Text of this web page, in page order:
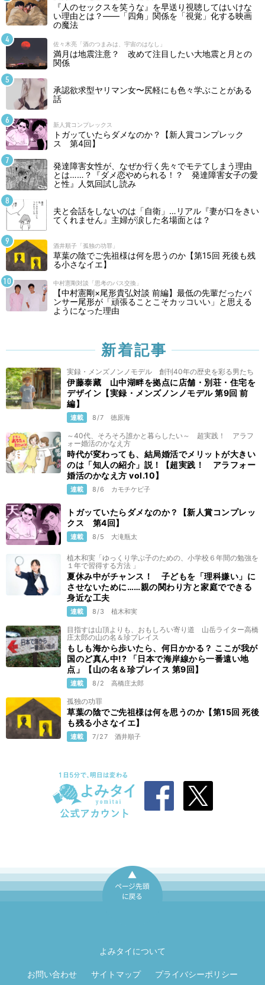
『人のセックスを笑うな』を早送り視聴してはいけな
い理由とは？――「四角」関係を「視覚」化する映画
の魔法
佐々木亮「酒のつまみは、宇宙のはなし」
満月は地震注意？ 改めて注目したい大地震と月との
関係
承認欲求型ヤリマン女〜尻軽にも色々学ぶことがある
話
新人賞コンプレックス
トガッていたらダメなのか？【新人賞コンプレック
ス 第4回】
発達障害女性が、なぜか行く先々でモテてしまう理由
とは……？『ダメ恋やめられる！？ 発達障害女子の愛
と性』人気回試し読み
夫と会話をしないのは「自衛」…リアル『妻が口をきい
てくれません』主婦が涙した名場面とは？
酒井順子「孤独の功罪」
草葉の陰でご先祖様は何を思うのか【第15回 死後も残
る小さなイエ】
中村憲剛対談「思考のパス交換」
【中村憲剛×尾形貴弘対談 前編】最低の先輩だったパ
ンサー尾形が「頑張ることこそカッコいい」と思える
ようになった理由
新着記事
実録・メンズノンノモデル 創刊40年の歴史を彩る男たち
伊藤泰藏 山中湖畔を拠点に店舗・別荘・住宅を
デザイン【実録・メンズノンノモデル 第9回 前
編】
連載 8/7 徳原海
～40代、そろそろ誰かと暮らしたい～ 超実践！ アラフ
ォー婚活のかなえ方
時代が変わっても、結局婚活でメリットが大きい
のは「知人の紹介」説！【超実践！ アラフォー
婚活のかなえ方 vol.10】
連載 8/6 カモチケビ子
トガッていたらダメなのか？【新人賞コンプレッ
クス 第4回】
連載 8/5 大滝瓶太
植木和実「ゆっくり学ぶ子のための、小学校６年間の勉強を
１年で習得する方法 」
夏休み中がチャンス！ 子どもを「理科嫌い」に
させないために……親の関わり方と家庭でできる
身近な工夫
連載 8/3 植木和実
目指すは山頂よりも、おもしろい寄り道 山岳ライター高橋
庄太郎の山の名＆珍プレイス
もしも海から歩いたら、何日かかる？ ここが我が
国のど真ん中!? 「日本で海岸線から一番遠い地
点」【山の名＆珍プレイス 第9回】
連載 8/2 高橋庄太郎
孤独の功罪
草葉の陰でご先祖様は何を思うのか【第15回 死後
も残る小さなイエ】
連載 7/27 酒井順子
よみタイについて
お問い合わせ サイトマップ プライバシーポリシー